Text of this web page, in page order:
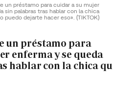
un préstamo para cuidar a su mujer
sin palabras tras hablar con la chica
puedo dejarte hacer eso». (TIKTOK)
un préstamo para
enferma y se queda
hablar con la chica